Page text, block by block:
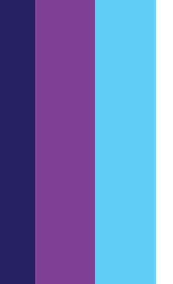
Thema. Brauer wie Felix
Gebiet aus. Und die
Wein-Podcaster Christoph